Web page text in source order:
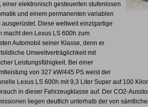
einer elektronisch gesteuerten stufenlosen
und einem permanenten variablen
Diese weltweit einzigartige
macht den Lexus LS 600h zum
Automobil seiner Klasse, denn er
Umweltverträglichkeit mit
Leistungsfähigkeit. Bei einer
von 327 kW/445 PS weist der
Lexus LS 600h mit 9,3 Liter Super auf 100
in dieser Fahrzeugklasse auf. Der CO2-
liegen deutlich unterhalb der von